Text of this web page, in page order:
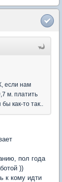
если нам
м. платить
как-то так..
пол года
))
к кому идти